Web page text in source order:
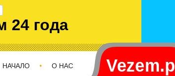
24 года
О НАС
•
НАЧАЛО